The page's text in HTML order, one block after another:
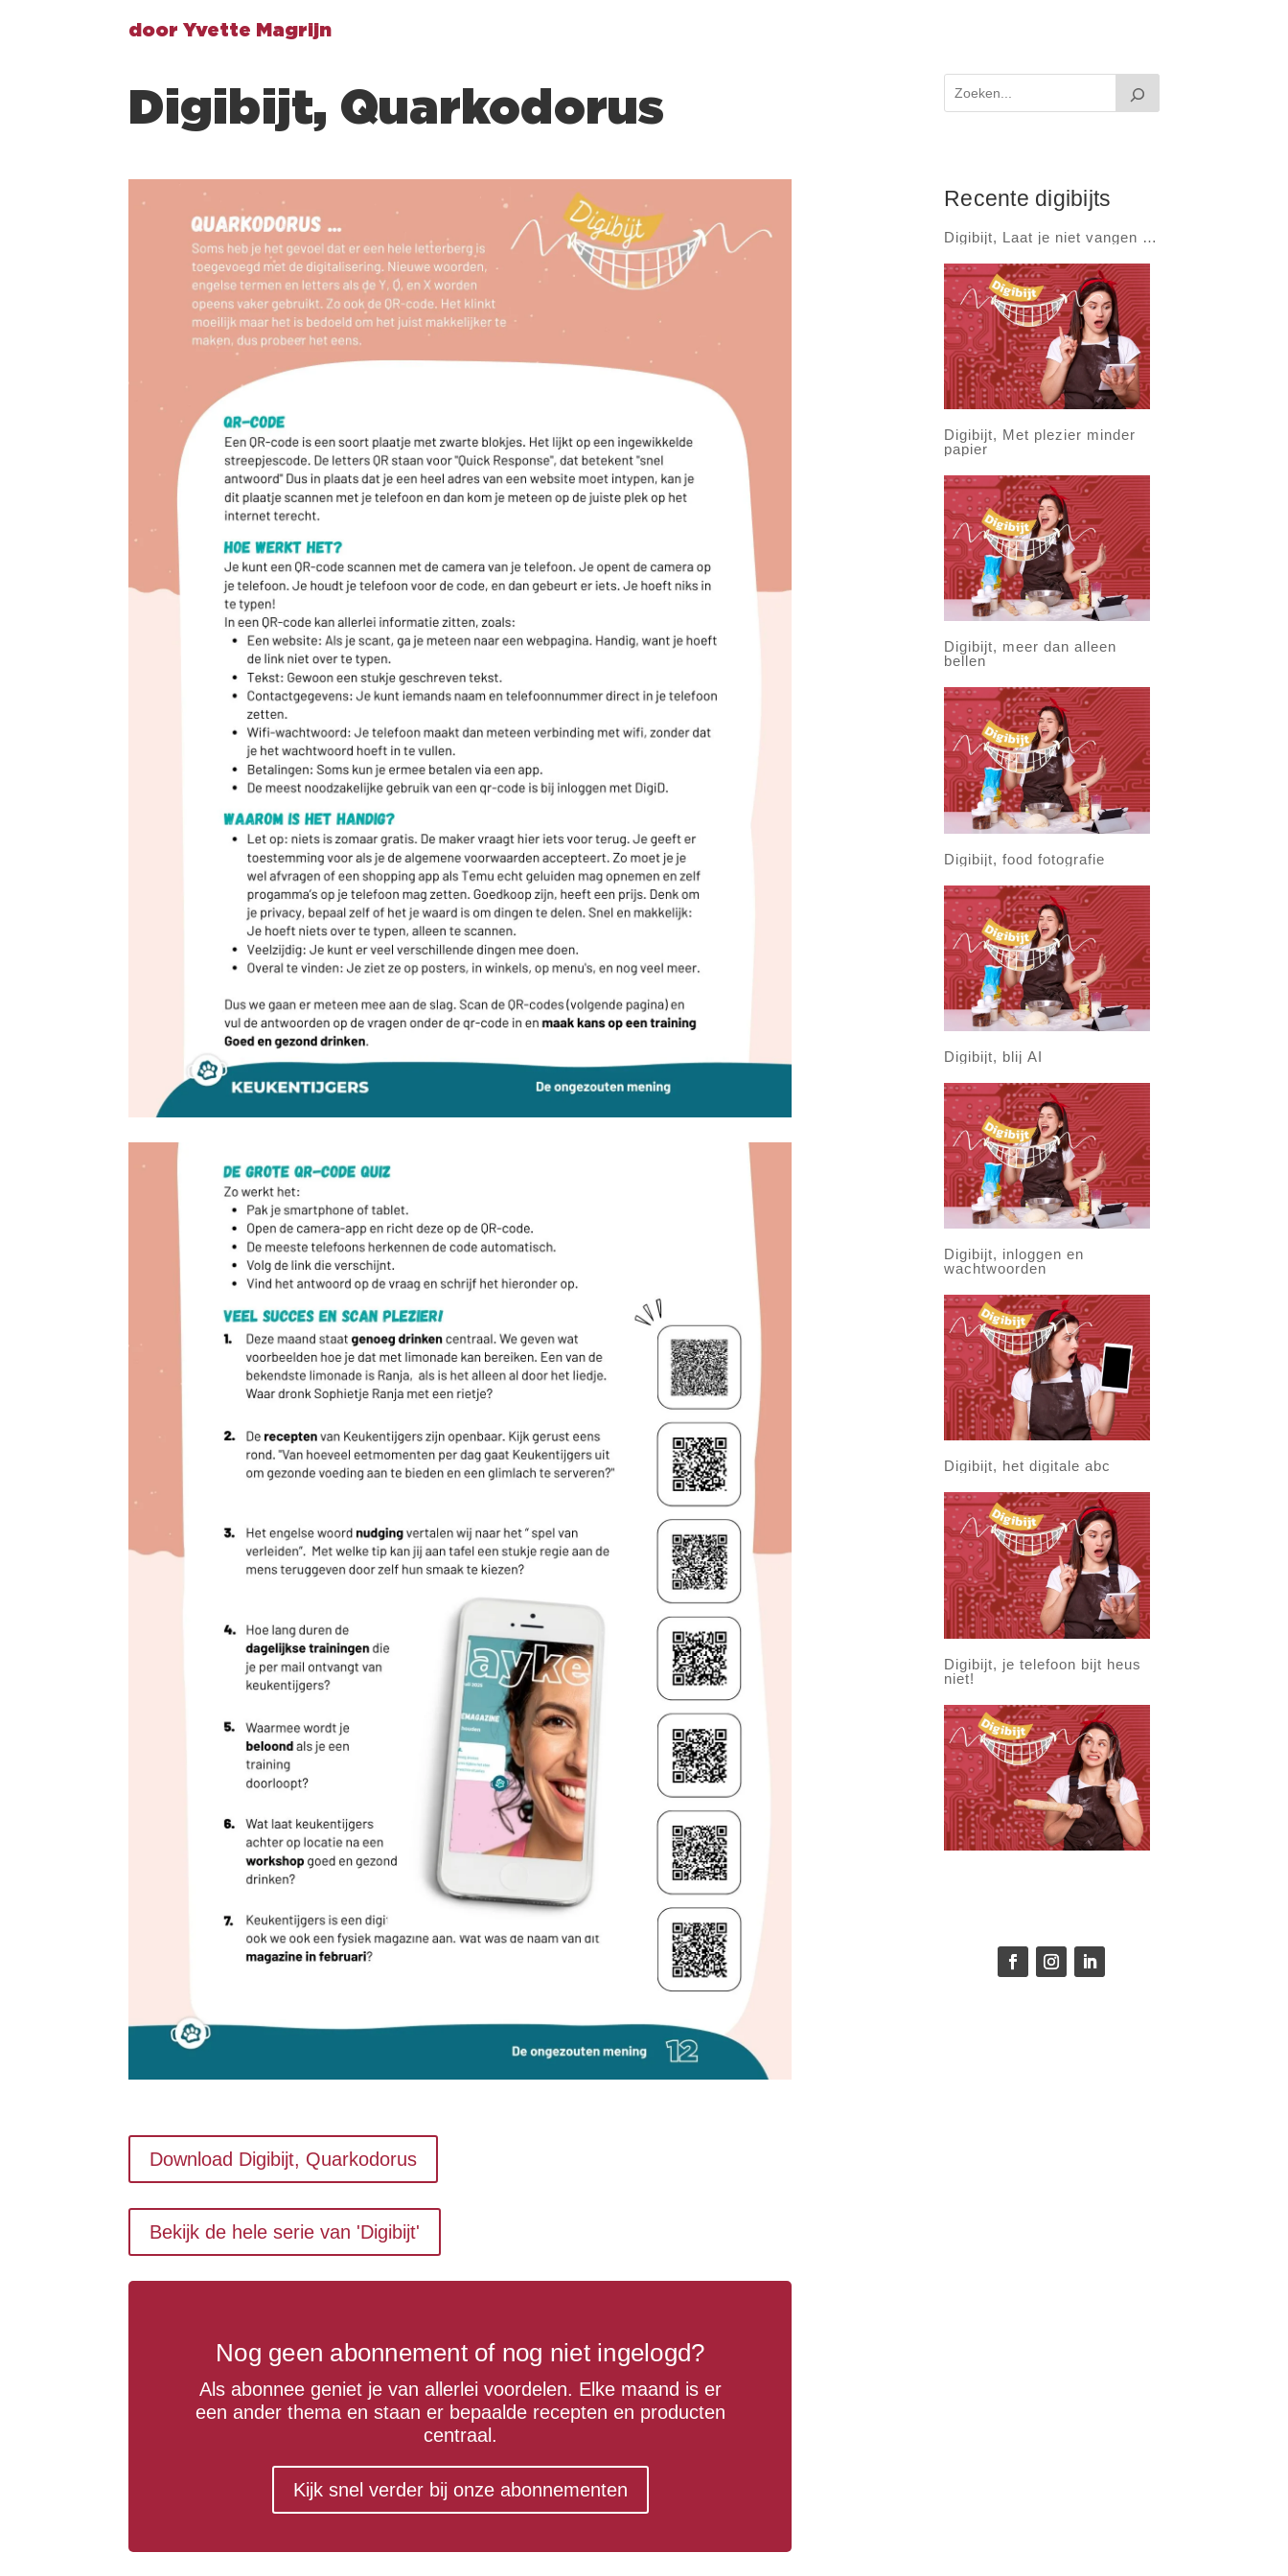
doorYvette Magrijn
Digibijt, Quarkodorus
Download Digibijt, Quarkodorus
Bekijk de hele serie van 'Digibijt'
Nog geen abonnement of nog niet ingelogd?
Als abonnee geniet je van allerlei voordelen. Elke maand is er
een ander thema en staan er bepaalde recepten en producten
centraal.
Kijk snel verder bij onze abonnementen
Recente digibijts
Digibijt, Laat je niet vangen …
Digibijt, Met plezier minder
papier
Digibijt, meer dan alleen
bellen
Digibijt, food fotografie
Digibijt, blij AI
Digibijt, inloggen en
wachtwoorden
Digibijt, het digitale abc
Digibijt, je telefoon bijt heus
niet!